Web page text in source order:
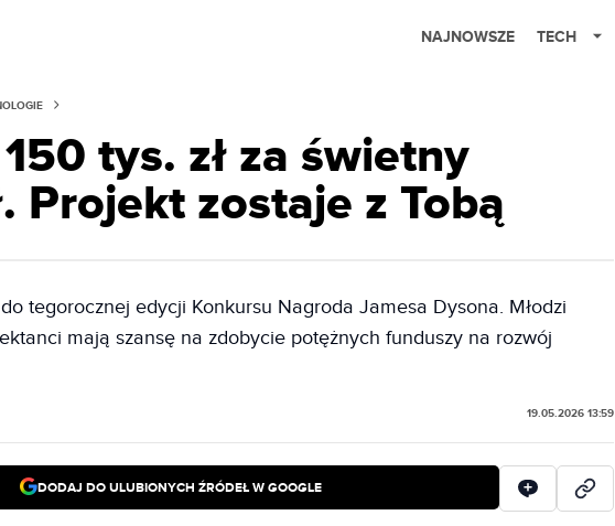
NAJNOWSZE TECH
tys. zł za świetny
Projekt zostaje z Tobą
tegorocznej edycji Konkursu Nagroda Jamesa Dysona. Młodzi
mają szansę na zdobycie potężnych funduszy na rozwój
19.05.2026 13:59
DODAJ DO ULUBIONYCH ŹRÓDEŁ W GOOGLE